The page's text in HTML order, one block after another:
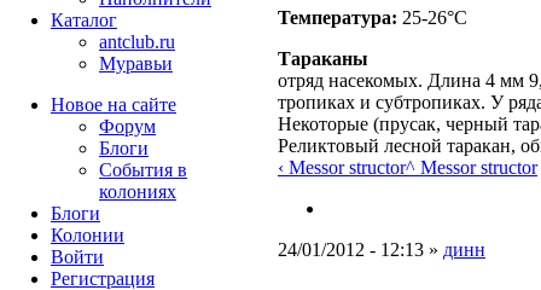
Температура: 25-26°C
Тараканы
отряд насекомых. Длина 4 мм
тропиках и субтропиках. У
Некоторые (прусак, черный
Реликтовый лесной таракан,
‹ Messor structor^ Messor structor
24/01/2012 - 12:13 » динн
Каталог
antclub.ru
Муравьи
Новое на сайте
Форум
Блоги
События в
колониях
Блоги
Колонии
Войти
Peгиcтpaция